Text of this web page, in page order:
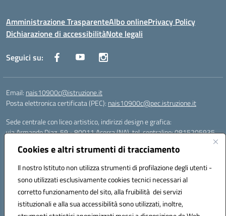
Cookies e altri strumenti di tracciamento
Il nostro Istituto non utilizza strumenti di profilazione degli utenti -
sono utilizzati esclusivamente cookies tecnici necessari al
corretto funzionamento del sito, alla fruibilità dei servizi
istituzionali e alla sua accessibilità sono utilizzati, inoltre,
Amministrazione TrasparenteAlbo onlinePrivacy Policy
Dichiarazione di accessibilitàNote legali
Seguici su:
Email: nais10900c@istruzione.it
Posta elettronica certificata (PEC): nais10900c@pec.istruzione.it
Sede centrale con liceo artistico, indirizzi design e grafica:
via Armando Diaz, 59 - 80011 Acerra (NA), tel. centralino: 0815205935
via T. Campanella, 80011 Acerra (NA), tel/fax: 0818850905
Sede succursale con liceo musicale:
via S. Pellico, 80011 Acerra (NA), tel: 08119660921
Email: nais10900c@istruzione.it | PEC: nais10900c@pec.istruzione.it |
Nome Ufficio PA: Uff_eFatturaPA | Codice Univoco ufficio: UFOYYV |
C.Fisc: 93056740637